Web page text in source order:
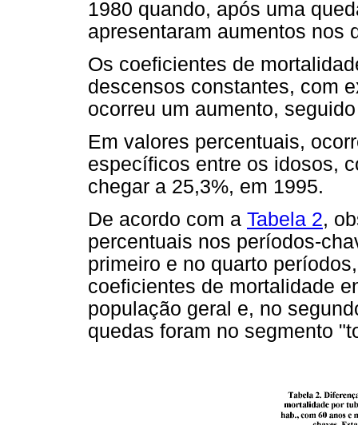
1980 quando, após uma
apresentaram aumentos nos
Os coeficientes de
descensos constantes, com
ocorreu um aumento,
Em valores percentuais,
específicos entre os idosos,
chegar a 25,3%, em 1995.
De acordo com a Tabela 2,
percentuais nos períodos-
primeiro e no quarto
coeficientes de mortalidade
população geral e, no
quedas foram no segmento